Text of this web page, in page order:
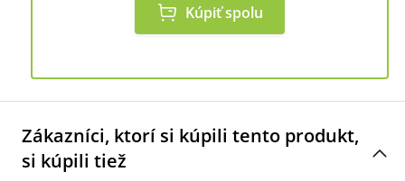
Kúpiť spolu
Zákazníci, ktorí si kúpili tento produkt,
si kúpili tiež